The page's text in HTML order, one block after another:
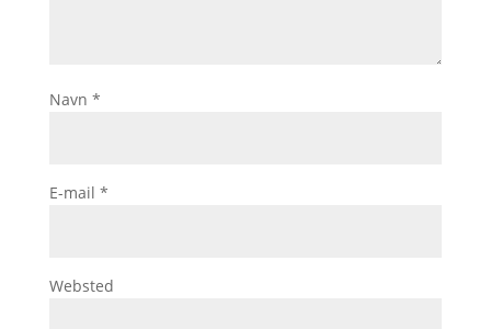
Navn *
E-mail *
Websted